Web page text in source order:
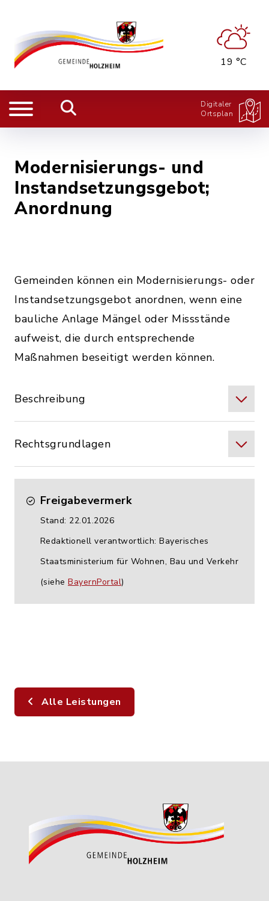
19 °C
Digitaler
Ortsplan
Modernisierungs- und
Instandsetzungsgebot;
Anordnung
Gemeinden können ein Modernisierungs- oder
Instandsetzungsgebot anordnen, wenn eine
bauliche Anlage Mängel oder Missstände
aufweist, die durch entsprechende
Maßnahmen beseitigt werden können.
Beschreibung
Rechtsgrundlagen
Freigabevermerk
Stand: 22.01.2026
Redaktionell verantwortlich: Bayerisches
Staatsministerium für Wohnen, Bau und Verkehr
(siehe BayernPortal)
Alle Leistungen